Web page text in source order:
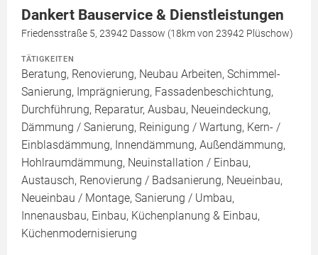
Dankert Bauservice & Dienstleistungen
Friedensstraße 5, 23942 Dassow (18km von 23942 Plüschow)
TÄTIGKEITEN
Beratung, Renovierung, Neubau Arbeiten, Schimmel-
Sanierung, Imprägnierung, Fassadenbeschichtung,
Durchführung, Reparatur, Ausbau, Neueindeckung,
Dämmung / Sanierung, Reinigung / Wartung, Kern- /
Einblasdämmung, Innendämmung, Außendämmung,
Hohlraumdämmung, Neuinstallation / Einbau,
Austausch, Renovierung / Badsanierung, Neueinbau,
Neueinbau / Montage, Sanierung / Umbau,
Innenausbau, Einbau, Küchenplanung & Einbau,
Küchenmodernisierung